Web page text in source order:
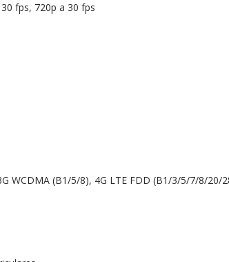
fps, 720p a 30 fps
WCDMA (B1/5/8), 4G LTE FDD (B1/3/5/7/8/20/